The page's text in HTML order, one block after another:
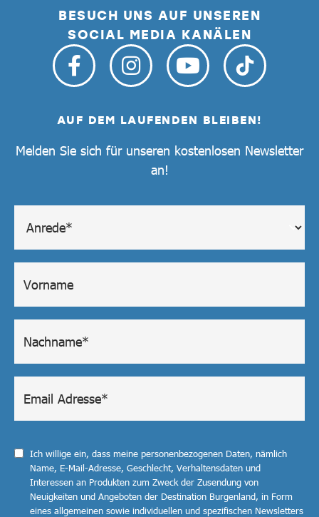
BESUCH UNS AUF UNSEREN
SOCIAL MEDIA KANÄLEN
AUF DEM LAUFENDEN BLEIBEN!
Melden Sie sich für unseren kostenlosen Newsletter
an!
Ich willige ein, dass meine personenbezogenen Daten, nämlich
Name, E-Mail-Adresse, Geschlecht, Verhaltensdaten und
Interessen an Produkten zum Zweck der Zusendung von
Neuigkeiten und Angeboten der Destination Burgenland, in Form
eines allgemeinen sowie individuellen und spezifischen Newsletters